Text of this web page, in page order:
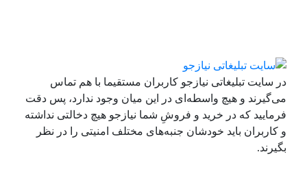
در سایت تبلیغاتی نیازجو کاربران مستقیما با هم تماس
می‌گیرند و هیچ واسطه‌ای در این میان وجود ندارد، پس دقت
فرمایید که در خرید و فروشِ شما نیازجو هیچ دخالتی نداشته
و کاربران باید خودشان جنبه‌های مختلف امنیتی را در نظر
بگیرند.